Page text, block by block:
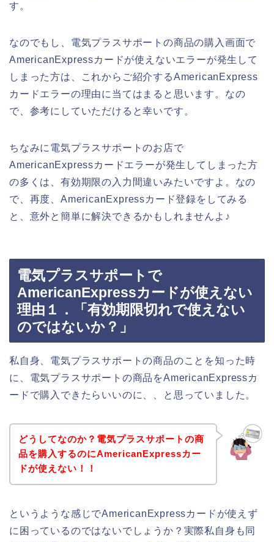
す。
なのでもし、電気プラスサポートの商品の購入画面で
AmericanExpressカードが使えないエラーが発生して
しまった方は、これからご紹介するAmericanExpress
カードエラーの理由に当てはまると思います。なの
で、参考にしていただけると幸いです。
ちなみに電気プラスサポートのお店で
AmericanExpressカードエラーが発生してしまった方
の多くは、有効期限の入力間違いみたいですよ。なの
で、再度、AmericanExpressカード登録をしてみる
と、意外と簡単に解決できるかもしれませんよ♪
電気プラスサポートで
AmericanExpressカードが使えない
理由１．「有効期限切れで使えない
のではないか？」
私自身、電気プラスサポートの商品のことを知った時
に、電気プラスサポートの商品をAmericanExpressカ
ードで購入できたらいいのに、、と思っていました。
どうしてなのか？電気プラスサポートの商
品を購入するのにAmericanExpressカー
ドが使えない！！
というような感じでAmericanExpressカードが使えず
に困っているのではないでしょうか？実際私自身も同